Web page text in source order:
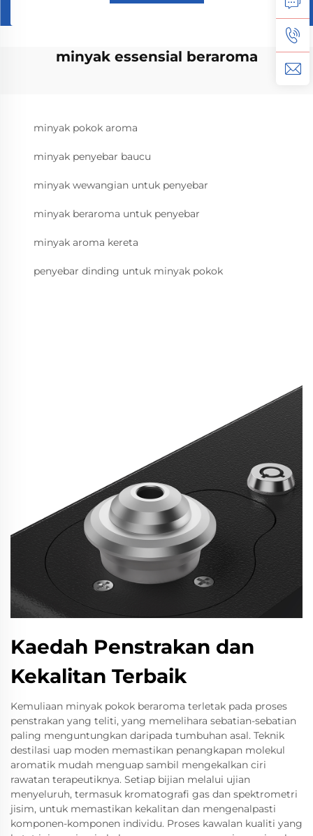
minyak essensial beraroma
minyak pokok aroma
minyak penyebar baucu
minyak wewangian untuk penyebar
minyak beraroma untuk penyebar
minyak aroma kereta
penyebar dinding untuk minyak pokok
Kaedah Penstrakan dan
Kekalitan Terbaik
Kemuliaan minyak pokok beraroma terletak pada proses
penstrakan yang teliti, yang memelihara sebatian-sebatian
paling menguntungkan daripada tumbuhan asal. Teknik
destilasi uap moden memastikan penangkapan molekul
aromatik mudah menguap sambil mengekalkan ciri
rawatan terapeutiknya. Setiap bijian melalui ujian
menyeluruh, termasuk kromatografi gas dan spektrometri
jisim, untuk memastikan kekalitan dan mengenalpasti
komponen-komponen individu. Proses kawalan kualiti yang